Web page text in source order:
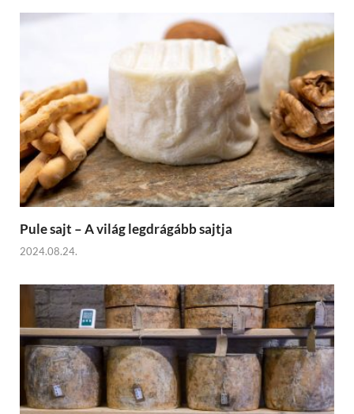
Pule sajt – A világ legdrágább sajtja
2024.08.24.